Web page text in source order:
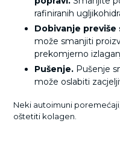
rafiniranih
Dobivanje previše
može smanjiti
prekomjerno
Pušenje. Pušenje
može oslabiti
Neki autoimuni
oštetiti kolagen.